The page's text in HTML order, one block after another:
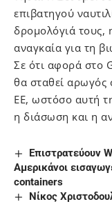
επιβατηγού
δρομολόγιά τους,
αναγκαία για τη
Σε ότι αφορά στο
θα σταθεί αρωγός
ΕΕ, ωστόσο αυτή
η διάσωση και η
Επιστρατεύουν
Αμερικάνοι
containers
Nίκος